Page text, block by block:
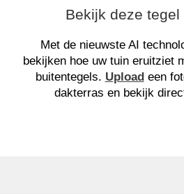
Bekijk deze tegel
Met de nieuwste AI
bekijken hoe uw tuin eruitziet
buitentegels. Uploadeen
dakterras en bekijk